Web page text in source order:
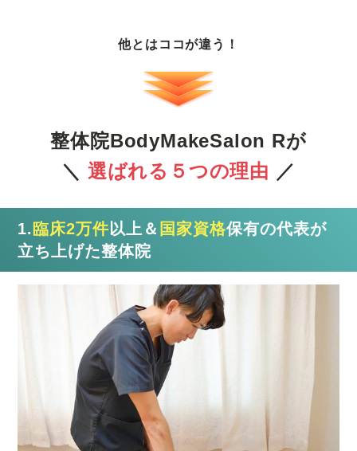
他とはココが違う！
整体院BodyMakeSalon Rが
＼ 選ばれる５つの理由 ／
1.臨床2万件 以上＆ 国家資格保有の代表が
立ち上げた整体院